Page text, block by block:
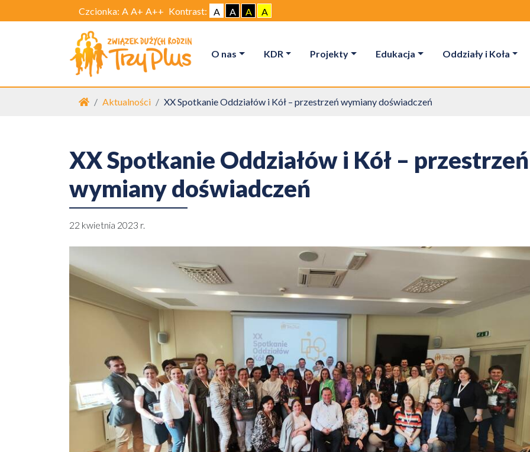
Czcionka: A A+ A++ Kontrast: A A A A
O nas KDR Projekty Edukacja Oddziały i Koła
Strona główna
Aktualności XX Spotkanie Oddziałów i Kół – przestrzeń wymiany doświadczeń
XX Spotkanie Oddziałów i Kół – przestrzeń
wymiany doświadczeń
22 kwietnia 2023 r.